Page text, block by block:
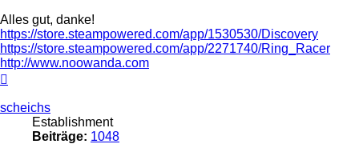
Alles gut, danke!
https://store.steampowered.com/app/1530530/Discovery
https://store.steampowered.com/app/2271740/Ring_Racer
http://www.noowanda.com
scheichs
Establishment
Beiträge: 1048